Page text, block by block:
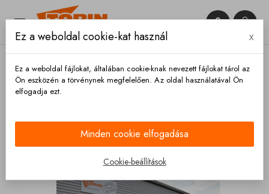
 

Ez a weboldal cookie-kat használ x
Ez a weboldal fájlokat, általában cookie-knak nevezett fájlokat tárol az
Ön eszközén a törvénynek megfelelően. Az oldal használatával Ön
elfogadja ezt.
Minden cookie elfogadása
Cookie-beállítások